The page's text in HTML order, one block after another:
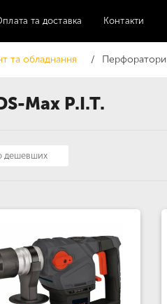
Max P.I.T.
та доставка Контакти
та обладнання Перфоратори
дешевших